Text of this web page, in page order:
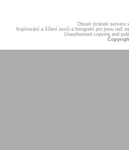
Obsah stránek serveru
Kopírování a šíření textů a fotografií pro jinou než
Unauthorised copying and